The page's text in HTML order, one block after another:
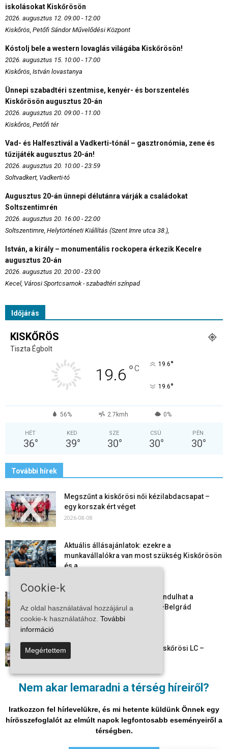
Nem akar lemaradni a térség híreiről?
Iratkozzon fel hírlevelükre, és mi hetente küldünk Önnek egy
hírösszefoglalót az elmúlt napok legfontosabb eseményeiről a
térségben.
iskolásokat Kiskőrösön
2026. augusztus 12. 09:00 - 12:00
Kiskőrös, Petőfi Sándor Művelődési Központ
Kóstolj bele a western lovaglás világába Kiskőrösön!
2026. augusztus 15. 10:00 - 17:00
Kiskőrös, István lovastanya
Ünnepi szabadtéri szentmise, kenyér- és borszentelés
Kiskőrösön augusztus 20-án
2026. augusztus 20. 09:00 - 11:00
Kiskőrös, Petőfi tér
Vad- és Halfesztivál a Vadkerti-tónál – gasztronómia, zene és
tűzijáték augusztus 20-án!
2026. augusztus 20. 10:00 - 23:59
Soltvadkert, Vadkerti-tó
Augusztus 20-án ünnepi délutánra várják a családokat
Soltszentimrén
2026. augusztus 20. 16:00 - 22:00
Soltszentimre, Helytörténeti Kiállítás (Szent Imre utca 38.),
István, a király – monumentális rockopera érkezik Kecelre
augusztus 20-án
2026. augusztus 20. 20:00 - 23:00
Kecel, Városi Sportcsarnok - szabadtéri színpad
Időjárás
KISKŐRÖS
Tiszta Égbolt
19.6 °C 19.6°
19.6°
56% 2.7kmh 0%
HÉT
36°
KED
39°
SZE
30°
CSÜ
30°
PÉN
30°
További hírek
Megszűnt a kiskőrösi női kézilabdacsapat –
egy korszak ért véget
2026-08-08
Aktuális állásajánlatok: ezekre a
munkavállalókra van most szükség Kiskőrösön
és a...
Vitézy Dávid: már ősszel újraindulhat a
személyszállítás a Budapest–Belgrád
vasútvonalon
Megkezdte a felkészülést a Kiskőrösi LC –
együtt maradt a keret,...
szabadulni a kontinens a...
2026-08-05
Cookie-k
Az oldal használatával hozzájárul a
cookie-k használatához. További
információ
Megértettem